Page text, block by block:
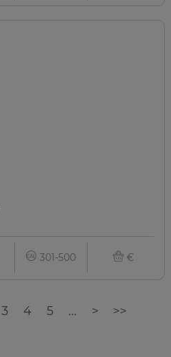
301-500 €
3 4 5 ... > >>